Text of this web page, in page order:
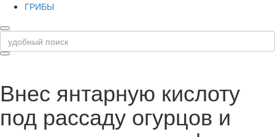
ГРИБЫ
Внес янтарную кислоту
под рассаду огурцов и